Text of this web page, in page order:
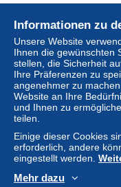
Alle Zahlungen
Zahlungsoptionen
Kredit-/Debitkarte
Zahlungen per
hinzufügen
Informationen zu
Unsere Website
Ihnen die gewünschten
stellen, die Sicherheit
Ihre Präferenzen zu
angenehmer zu
Website an Ihre
und Ihnen zu
teilen.
Einige dieser Cookies
erforderlich, andere
eingestellt werden.
Mehr dazu
Online-Hilfe
Auf Delcampe kaufen
Auf Delcampe
Eine sichere Website